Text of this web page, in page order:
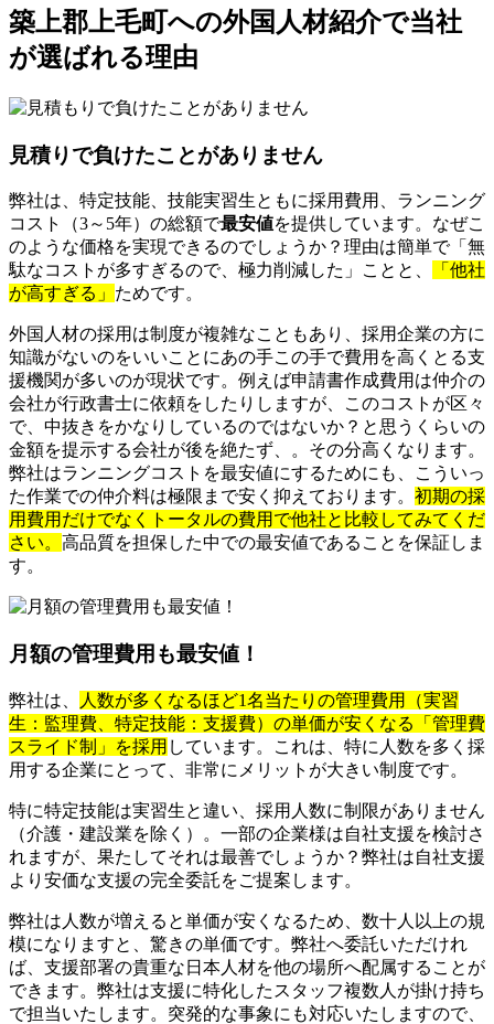
築上郡上毛町への外国人材紹介で当社
が選ばれる理由
見積りで負けたことがありません
弊社は、特定技能、技能実習生ともに採用費用、ランニング
コスト（3～5年）の総額で最安値を提供しています。なぜこ
のような価格を実現できるのでしょうか？理由は簡単で「無
駄なコストが多すぎるので、極力削減した」ことと、
「他社
が高すぎる」 ためです。
外国人材の採用は制度が複雑なこともあり、採用企業の方に
知識がないのをいいことにあの手この手で費用を高くとる支
援機関が多いのが現状です。例えば申請書作成費用は仲介の
会社が行政書士に依頼をしたりしますが、このコストが区々
で、中抜きをかなりしているのではないか？と思うくらいの
金額を提示する会社が後を絶たず、。その分高くなります。
弊社はランニングコストを最安値にするためにも、こういっ
た作業での仲介料は極限まで安く抑えております。 初期の採
用費用だけでなくトータルの費用で他社と比較してみてくだ
さい。 高品質を担保した中での最安値であることを保証しま
す。
月額の管理費用も最安値！
弊社は、
人数が多くなるほど1名当たりの管理費用（実習
生：監理費、特定技能：支援費）の単価が安くなる「管理費
スライド制」を採用 しています。これは、特に人数を多く採
用する企業にとって、非常にメリットが大きい制度です。
特に特定技能は実習生と違い、採用人数に制限がありません
（介護・建設業を除く）。一部の企業様は自社支援を検討さ
れますが、果たしてそれは最善でしょうか？弊社は自社支援
より安価な支援の完全委託をご提案します。
弊社は人数が増えると単価が安くなるため、数十人以上の規
模になりますと、驚きの単価です。弊社へ委託いただけれ
ば、支援部署の貴重な日本人材を他の場所へ配属することが
できます。弊社は支援に特化したスタッフ複数人が掛け持ち
で担当いたします。突発的な事象にも対応いたしますので、